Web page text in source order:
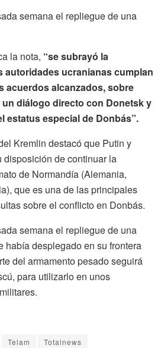
semana el repliegue de una
la nota, “se subrayó la
autoridades ucranianas cumplan
acuerdos alcanzados, sobre
diálogo directo con Donetsk y
estatus especial de Donbás”.
Kremlin destacó que Putin y
disposición de continuar la
de Normandía (Alemania,
que es una de las principales
sobre el conflicto en Donbás.
semana el repliegue de una
había desplegado en su frontera
del armamento pesado seguirá
para utilizarlo en unos
Telam Totalnews